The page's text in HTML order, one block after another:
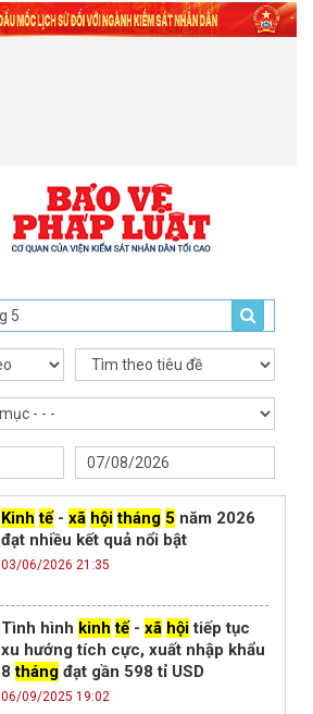
Kinh tế- xã hội tháng 5 năm 2026
đạt nhiều kết quả nổi bật
03/06/2026 21:35
Tình hình kinh tế- xã hộitiếp tục
xu hướng tích cực, xuất nhập khẩu
8tháng đạt gần 598 tỉ USD
06/09/2025 19:02